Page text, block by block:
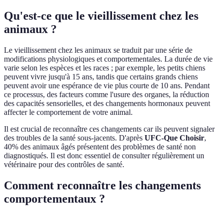
Qu'est-ce que le vieillissement chez les
animaux ?
Le vieillissement chez les animaux se traduit par une série de
modifications physiologiques et comportementales. La durée de vie
varie selon les espèces et les races ; par exemple, les petits chiens
peuvent vivre jusqu'à 15 ans, tandis que certains grands chiens
peuvent avoir une espérance de vie plus courte de 10 ans. Pendant
ce processus, des facteurs comme l'usure des organes, la réduction
des capacités sensorielles, et des changements hormonaux peuvent
affecter le comportement de votre animal.
Il est crucial de reconnaître ces changements car ils peuvent signaler
des troubles de la santé sous-jacents. D'après UFC-Que Choisir,
40% des animaux âgés présentent des problèmes de santé non
diagnostiqués. Il est donc essentiel de consulter régulièrement un
vétérinaire pour des contrôles de santé.
Comment reconnaître les changements
comportementaux ?